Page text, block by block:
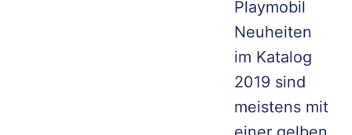
Playmobil
Neuheiten
im Katalog
2019 sind
meistens mit